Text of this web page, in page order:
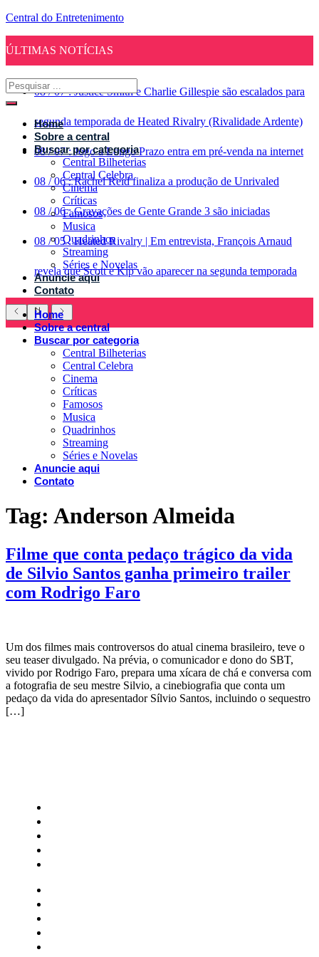
Central do Entretenimento
ÚLTIMAS NOTÍCIAS
08 / 07 : Justice Smith e Charlie Gillespie são escalados para
segunda temporada de Heated Rivalry (Rivalidade Ardente)
08 / 07 : Jogo a Longo Prazo entra em pré-venda na internet
08 / 06 : Rachel Reid finaliza a produção de Unrivaled
08 / 06 : Gravações de Gente Grande 3 são iniciadas
08 / 05 : Heated Rivalry | Em entrevista, François Arnaud
revela que Scott e Kip vão aparecer na segunda temporada
Home
Sobre a central
Buscar por categoria
Central Bilheterias
Central Celebra
Cinema
Críticas
Famosos
Musica
Quadrinhos
Streaming
Séries e Novelas
Anuncie aqui
Contato
Home
Sobre a central
Buscar por categoria
Central Bilheterias
Central Celebra
Cinema
Críticas
Famosos
Musica
Quadrinhos
Streaming
Séries e Novelas
Anuncie aqui
Contato
Tag: Anderson Almeida
Filme que conta pedaço trágico da vida
de Silvio Santos ganha primeiro trailer
com Rodrigo Faro
Um dos filmes mais controversos do atual cinema brasileiro, teve o
seu teaser divulgado. Na prévia, o comunicador e dono do SBT,
vivido por Rodrigo Faro, prepara uma xícara de chá e conversa com
a fotografia de seu mestre Silvio, a cinebiografia que conta um
pedaço da vida do apresentador Sílvio Santos, incluindo o sequestro
[…]